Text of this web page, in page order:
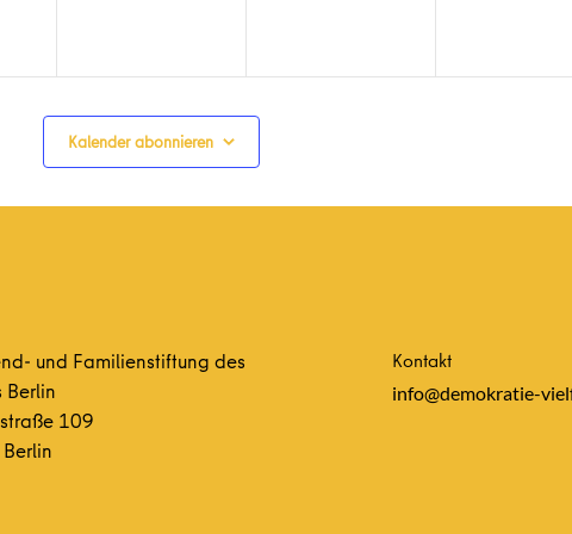
Kalender abonnieren
und Familienstiftung des
Berlin
109
Kontakt
info@demokratie-